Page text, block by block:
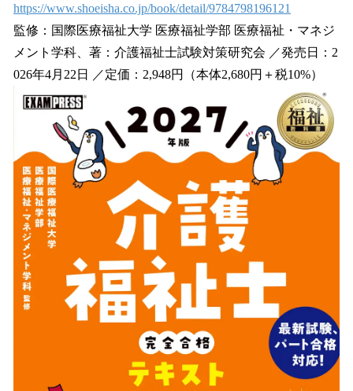
https://www.shoeisha.co.jp/book/detail/9784798196121
監修：国際医療福祉大学 医療福祉学部 医療福祉・マネジ
メント学科、著：介護福祉士試験対策研究会 ／発売日：2
026年4月22日 ／定価：2,948円（本体2,680円＋税10%）